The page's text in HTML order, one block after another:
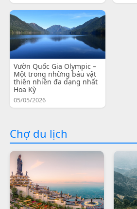
Vườn Quốc Gia Olympic –
Một trong những báu vật
thiên nhiên đa dạng nhất
Hoa Kỳ
05/05/2026
Chợ du lịch